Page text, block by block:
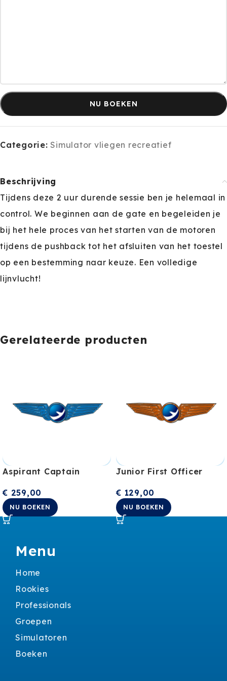
NU BOEKEN
Categorie: Simulator vliegen recreatief
Beschrijving
Tijdens deze 2 uur durende sessie ben je helemaal in
control. We beginnen aan de gate en begeleiden je
bij het hele proces van het starten van de motoren
tijdens de pushback tot het afsluiten van het toestel
op een bestemming naar keuze. Een volledige
lijnvlucht!
Gerelateerde producten
Aspirant Captain
€ 259,00
NU BOEKEN
Junior First Officer
€ 129,00
NU BOEKEN
Menu
Home
Rookies
Professionals
Groepen
Simulatoren
Boeken